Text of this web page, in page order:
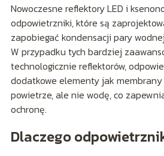
Nowoczesne reflektory LED i
odpowietrzniki, które są
zapobiegać kondensacji pary
W przypadku tych bardziej
technologicznie reflektorów,
dodatkowe elementy jak
powietrze, ale nie wodę, co
ochronę.
Dlaczego